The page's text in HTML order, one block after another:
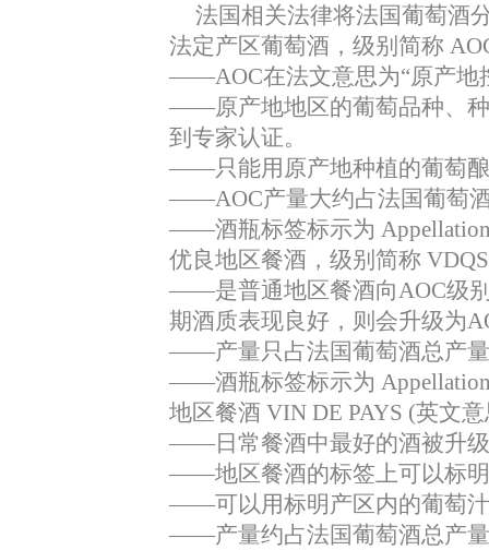
法国相关法律将法国葡萄酒
法定产区葡萄酒，级别简称
——AOC在法文意思为“原产地
——原产地地区的葡萄品种、
到专家认证。
——只能用原产地种植的葡萄
——AOC产量大约占法国葡萄
——酒瓶标签标示为
优良地区餐酒，级别简称 VDQS
——是普通地区餐酒向 AOC级
期酒质表现良好，则会升级为
——产量只占法国葡萄酒总产
——酒瓶标签标示为
地区餐酒 VIN DE PAYS (英文
—— 日常餐酒中最好的酒被升
——地区餐酒的标签上可以标
——可以用标明产区内的葡萄
——产量约占法国葡萄酒总产